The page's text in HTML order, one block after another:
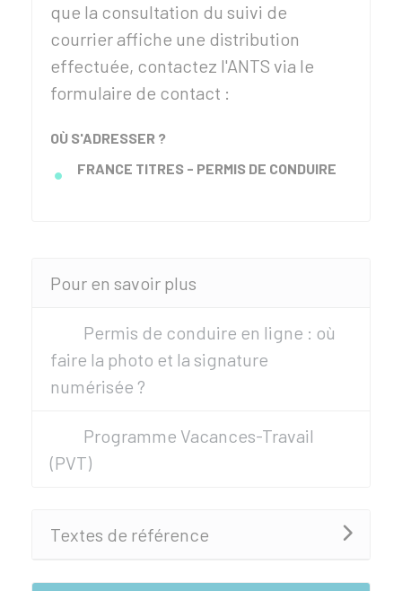
que la consultation du suivi de
courrier affiche une distribution
effectuée, contactez l'ANTS via le
formulaire de contact :
OÙ S'ADRESSER ?
FRANCE TITRES - PERMIS DE CONDUIRE
Pour en savoir plus
Permis de conduire en ligne : où
faire la photo et la signature
numérisée ?
Programme Vacances-Travail
(PVT)
Textes de référence